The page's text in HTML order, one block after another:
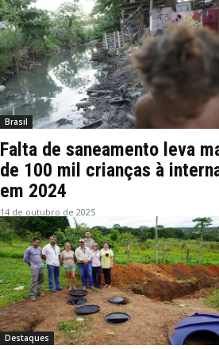
Brasil
Falta de saneamento leva
de 100 mil crianças à
em 2024
14 de outubro de 2025
Destaques